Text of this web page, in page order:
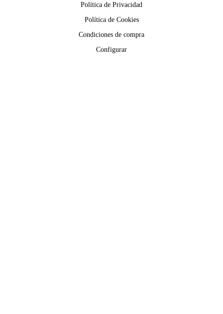
Política de Privacidad
Política de Cookies
Condiciones de compra
Configurar